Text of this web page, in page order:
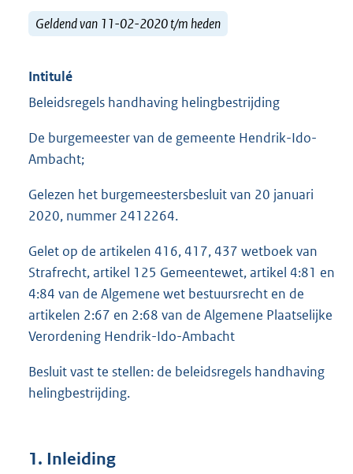
Geldend van 11-02-2020 t/m heden
Intitulé
Beleidsregels handhaving helingbestrijding
De burgemeester van de gemeente Hendrik-Ido-
Ambacht;
Gelezen het burgemeestersbesluit van 20 januari
2020, nummer 2412264.
Gelet op de artikelen 416, 417, 437 wetboek van
Strafrecht, artikel 125 Gemeentewet, artikel 4:81 en
4:84 van de Algemene wet bestuursrecht en de
artikelen 2:67 en 2:68 van de Algemene Plaatselijke
Verordening Hendrik-Ido-Ambacht
Besluit vast te stellen: de beleidsregels handhaving
helingbestrijding.
1. Inleiding